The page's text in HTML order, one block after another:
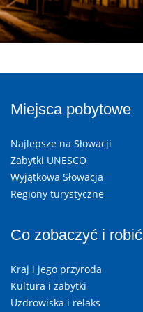
Miejsca pobytowe
Najlepsze na Słowacji
Zabytki UNESCO
Wyjątkowa Słowacja
Regiony turystyczne
Co zobaczyć i robić
Kraj i jego przyroda
Kultura i zabytki
Uzdrowiska i relaks